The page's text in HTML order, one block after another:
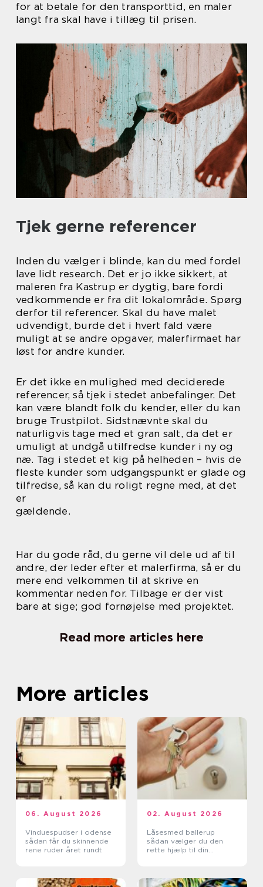
for at betale for den transporttid, en maler
langt fra skal have i tillæg til prisen.
Tjek gerne referencer
Inden du vælger i blinde, kan du med fordel
lave lidt research. Det er jo ikke sikkert, at
maleren fra Kastrup er dygtig, bare fordi
vedkommende er fra dit lokalområde. Spørg
derfor til referencer. Skal du have malet
udvendigt, burde det i hvert fald være
muligt at se andre opgaver, malerfirmaet har
løst for andre kunder.
Er det ikke en mulighed med deciderede
referencer, så tjek i stedet anbefalinger. Det
kan være blandt folk du kender, eller du kan
bruge Trustpilot. Sidstnævnte skal du
naturligvis tage med et gran salt, da det er
umuligt at undgå utilfredse kunder i ny og
næ. Tag i stedet et kig på helheden – hvis de
fleste kunder som udgangspunkt er glade og
tilfredse, så kan du roligt regne med, at det
er
gældende.
Har du gode råd, du gerne vil dele ud af til
andre, der leder efter et malerfirma, så er du
mere end velkommen til at skrive en
kommentar neden for. Tilbage er der vist
bare at sige; god fornøjelse med projektet.
Read more articles here
More articles
06. August 2026
Vinduespudser i odense
sådan får du skinnende
rene ruder året rundt
02. August 2026
Låsesmed ballerup
sådan vælger du den
rette hjælp til din